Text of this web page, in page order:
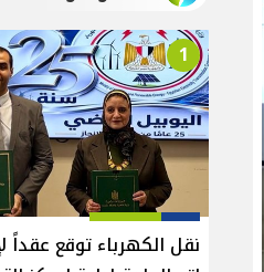
1
نقل الكهرباء توقع عقداً